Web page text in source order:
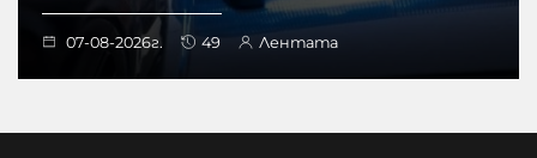
07-08-2026г. 49 Лентата